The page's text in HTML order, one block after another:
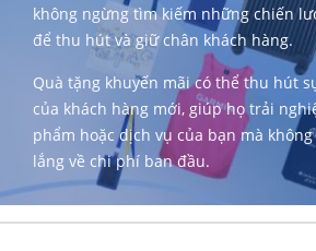
không ngừng tìm kiếm những chiến
để thu hút và giữ chân khách hàng.
Quà tặng khuyến mãi có thể thu hút
của khách hàng mới, giúp họ trải
phẩm hoặc dịch vụ của bạn mà
lắng về chi phí ban đầu.